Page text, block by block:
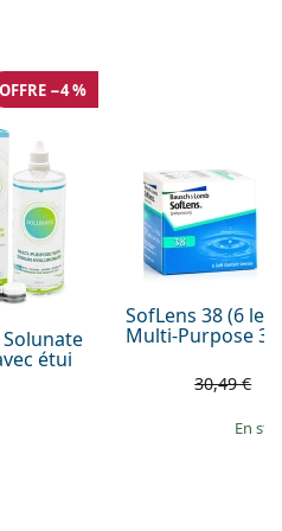
12 mois
étui
OFFRE −4 %
SofLens 38 (6
Multi-Purpose
30,49 €
en